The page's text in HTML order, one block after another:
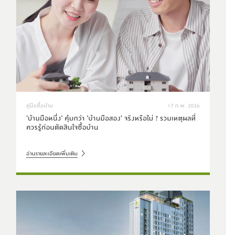
คู่มือซื้อบ้าน 17 ก.พ. 2026
'บ้านมือหนึ่ง' คุ้มกว่า 'บ้านมือสอง' จริงหรือไม่ ? รวมเหตุผลที่
ควรรู้ก่อนตัดสินใจซื้อบ้าน
อ่านรายละเอียดเพิ่มเติม